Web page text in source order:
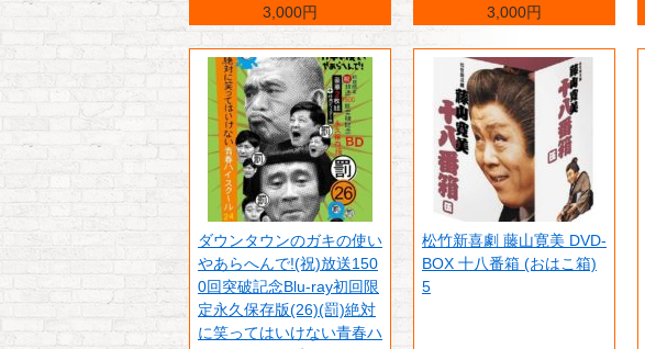
3,000円
3,000円
ダウンタウンのガキの使い
やあらへんで!(祝)放送150
0回突破記念Blu-ray初回限
定永久保存版(26)(罰)絶対
に笑ってはいけない青春ハ
松竹新喜劇 藤山寛美 DVD-
BOX 十八番箱 (おはこ箱)
5